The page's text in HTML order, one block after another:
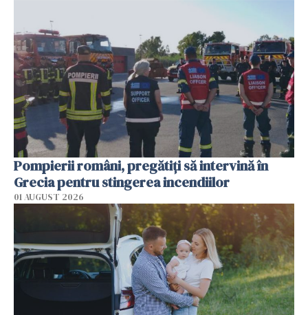
Pompierii români, pregătiţi să intervină în
Grecia pentru stingerea incendiilor
01 AUGUST 2026